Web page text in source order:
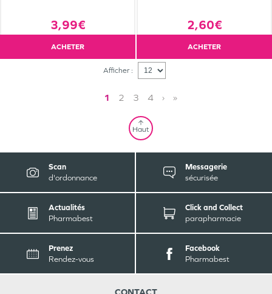
3,99€
ACHETER
2,60€
ACHETER
Afficher :
1 2 3 4 › »
Haut
Scan
d'ordonnance
Messagerie
sécurisée
Actualités
Pharmabest
Click and Collect
parapharmacie
Prenez
Rendez-vous
Facebook
Pharmabest
CONTACT